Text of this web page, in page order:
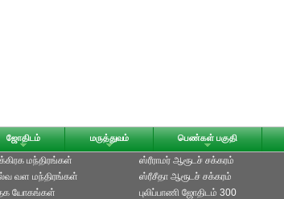
ஜோதிடம் மருத்துவம் பெண்கள் பகுதி
மந்திரங்கள்
வள மந்திரங்கள்
யோகங்கள்
ஸ்ரீராமர் ஆரூடச் சக்கரம்
ஸ்ரீசீதா ஆரூடச் சக்கரம்
புலிப்பாணி ஜோதிடம் 300